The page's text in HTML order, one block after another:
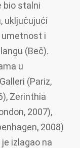
bio stalni
uključujući
umetnost i
(Beč).
u
(Pariz,
Zerinthia
2007),
2008)
izlagao na